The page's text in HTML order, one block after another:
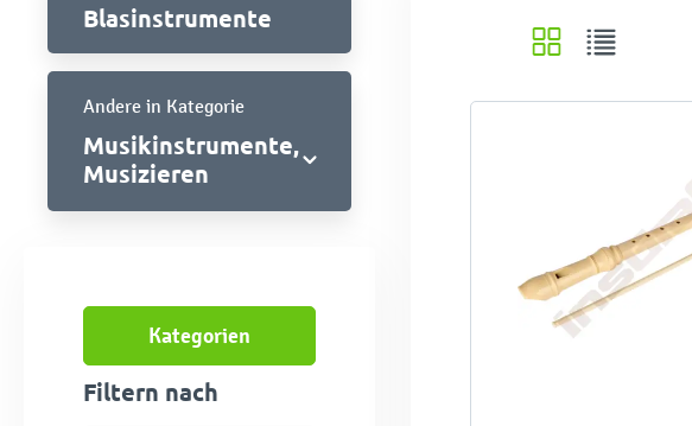
Blasinstrumente
Andere in Kategorie
Musikinstrumente,
Musizieren
Kategorien
Filtern nach